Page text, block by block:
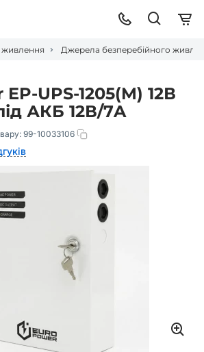
Джерела безперебійного
UPS-1205(M) 12В
АКБ 12В/7A
99-10033106